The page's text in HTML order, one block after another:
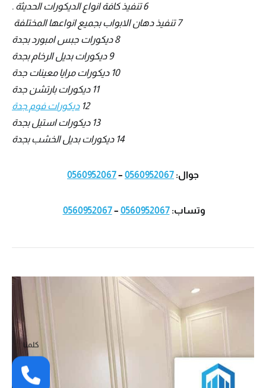
6 تنفيذ كافة انواع الديكورات الحديثة .
7 تنفيذ دهان الابواب بجميع انواعها المختلفة ‎
8 ديكورات جبس امبورد بجدة
9 ديكورات بديل الرخام بجدة
10 ديكورات مرايا معينات جدة
11 ديكورات بارتشن جدة
12 ديكورات فوم جدة
13 ديكورات استيل بجدة
14 ديكورات بديل الخشب بجدة
جوال: 0560952067
–
0560952067
وتساب:0560952067
–
0560952067
كلمنا